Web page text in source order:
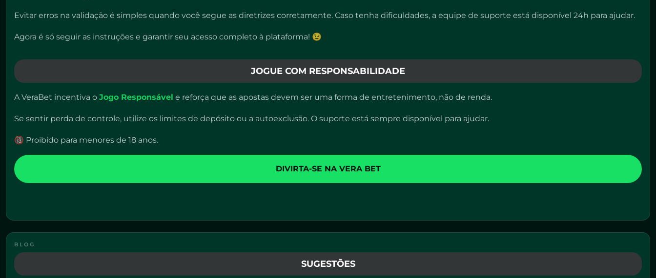
Evitar erros na validação é simples quando você segue as diretrizes corretamente. Caso tenha dificuldades, a equipe de suporte está disponível 24h para ajudar.
Agora é só seguir as instruções e garantir seu acesso completo à plataforma! 😉
JOGUE COM RESPONSABILIDADE
A VeraBet incentiva o Jogo Responsável e reforça que as apostas devem ser uma forma de entretenimento, não de renda.
Se sentir perda de controle, utilize os limites de depósito ou a autoexclusão. O suporte está sempre disponível para ajudar.
🔞 Proibido para menores de 18 anos.
DIVIRTA-SE NA VERA BET
BLOG
SUGESTÕES